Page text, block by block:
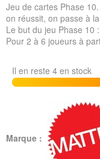
Jeu de cartes Phase
on réussit, on passe à
Le but du jeu Phase 10
Pour 2 à 6 joueurs à
Il en reste 4 en stock
Marque :